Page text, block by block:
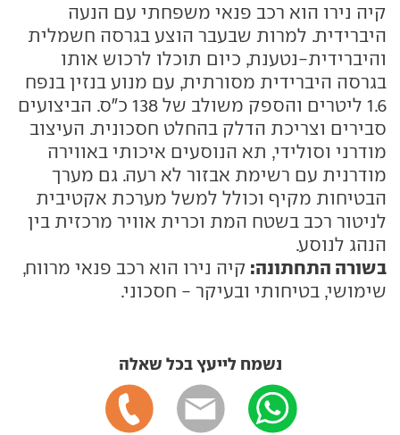
קיה נירו הוא רכב פנאי משפחתי עם הנעה
היברידית. למרות שבעבר הוצע בגרסה חשמלית
והיברידית-נטענת, כיום תוכלו לרכוש אותו
בגרסה היברידית מסורתית, עם מנוע בנזין בנפח
1.6 ליטרים והספק משולב של 138 כ"ס. הביצועים
סבירים וצריכת הדלק בהחלט חסכונית. העיצוב
מודרני וסולידי, תא הנוסעים איכותי באווירה
מודרנית עם רשימת אבזור לא רעה. גם מערך
הבטיחות מקיף וכולל למשל מערכת אקטיבית
לניטור רכב בשטח המת וכרית אוויר מרכזית בין
הנהג לנוסע.
בשורה התחתונה: קיה נירו הוא רכב פנאי מרווח,
שימושי, בטיחותי ובעיקר - חסכוני.
נשמח לייעץ בכל שאלה